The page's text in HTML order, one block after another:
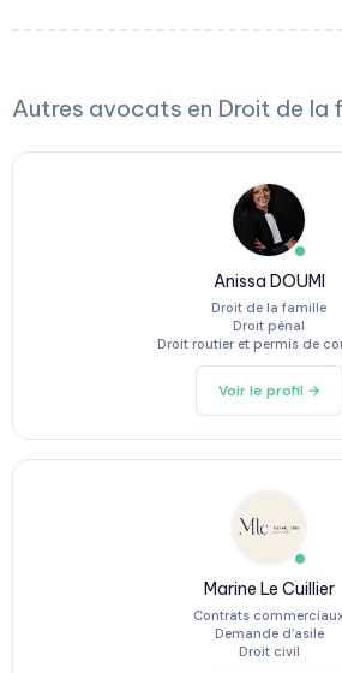
Autres avocats en Droit de la
Anissa DOUMI
Droit de la famille
Droit pénal
Droit routier et permis de
Voir le profil →
Marine Le Cuillier
Contrats
Demande d’asile
Droit civil